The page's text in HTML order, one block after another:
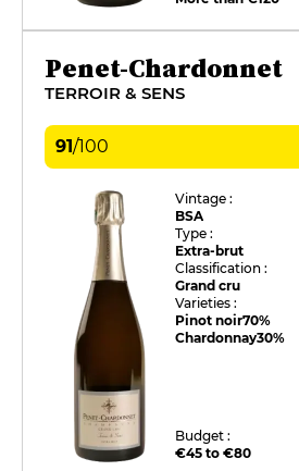
Penet-Chardonnet
TERROIR & SENS
91/100
Vintage :
BSA
Type :
Extra-brut
Classification :
Grand cru
Varieties :
Pinot noir70%
Chardonnay30%
Budget :
€45 to €80